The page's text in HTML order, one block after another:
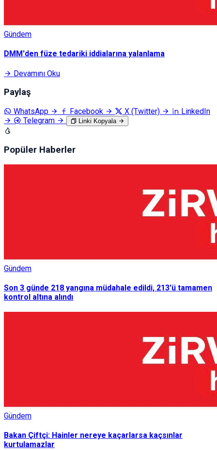
Gündem
DMM'den füze tedariki iddialarına yalanlama
Devamını Oku
Paylaş
WhatsApp Facebook X (Twitter)
LinkedIn
Telegram
Linki Kopyala
Popüler Haberler
Gündem
Son 3 günde 218 yangına müdahale edildi, 213'ü tamamen
kontrol altına alındı
Gündem
Bakan Çiftçi: Hainler nereye kaçarlarsa kaçsınlar
kurtulamazlar